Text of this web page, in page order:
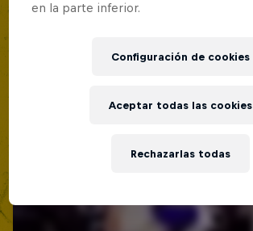
en la parte inferior.
Configuración de cookies
Rechazarlas todas
Aceptar todas las cookies